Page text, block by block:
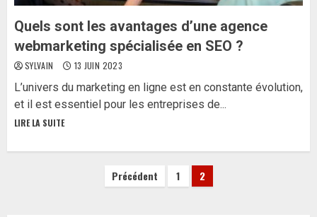
Quels sont les avantages d’une agence
webmarketing spécialisée en SEO ?
SYLVAIN 13 JUIN 2023
L’univers du marketing en ligne est en constante évolution,
et il est essentiel pour les entreprises de...
LIRE LA SUITE
Pagination
Précédent 1 2